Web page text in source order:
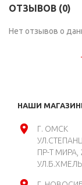
ОТЗЫВОВ (0)
Нет отзывов о
НАШИ
Г. ОМСК
ПР-Т МИРА,